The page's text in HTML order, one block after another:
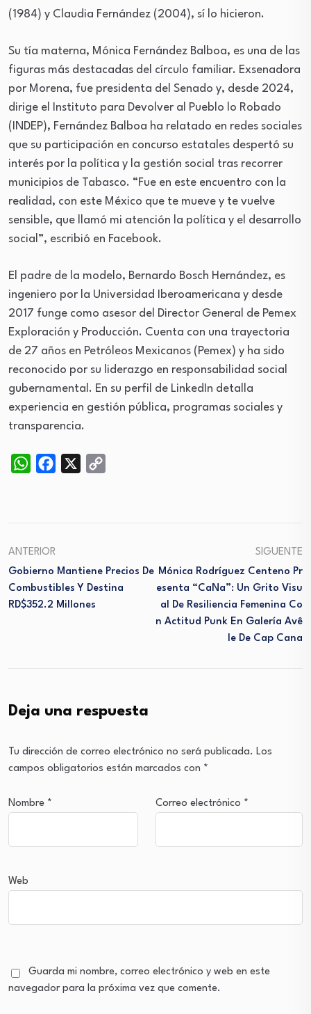
(1984) y Claudia Fernández (2004), sí lo hicieron.
Su tía materna, Mónica Fernández Balboa, es una de las
figuras más destacadas del círculo familiar. Exsenadora
por Morena, fue presidenta del Senado y, desde 2024,
dirige el Instituto para Devolver al Pueblo lo Robado
(INDEP), Fernández Balboa ha relatado en redes sociales
que su participación en concurso estatales despertó su
interés por la política y la gestión social tras recorrer
municipios de Tabasco. “Fue en este encuentro con la
realidad, con este México que te mueve y te vuelve
sensible, que llamó mi atención la política y el desarrollo
social”, escribió en Facebook.
El padre de la modelo, Bernardo Bosch Hernández, es
ingeniero por la Universidad Iberoamericana y desde
2017 funge como asesor del Director General de Pemex
Exploración y Producción. Cuenta con una trayectoria
de 27 años en Petróleos Mexicanos (Pemex) y ha sido
reconocido por su liderazgo en responsabilidad social
gubernamental. En su perfil de LinkedIn detalla
experiencia en gestión pública, programas sociales y
transparencia.
WhatsAppFacebook
ANTERIOR
Gobierno Mantiene Precios De
Combustibles Y Destina
RD$352.2 Millones
SIGUENTE
Mónica Rodríguez Centeno Pr
Esenta “CaNa”: Un Grito Visu
Al De Resiliencia Femenina Co
N Actitud Punk En Galería Avê
Le De Cap Cana
Deja una respuesta
Tu dirección de correo electrónico no será publicada. Los
campos obligatorios están marcados con *
Nombre * Correo electrónico *
Web
Guarda mi nombre, correo electrónico y web en este
navegador para la próxima vez que comente.